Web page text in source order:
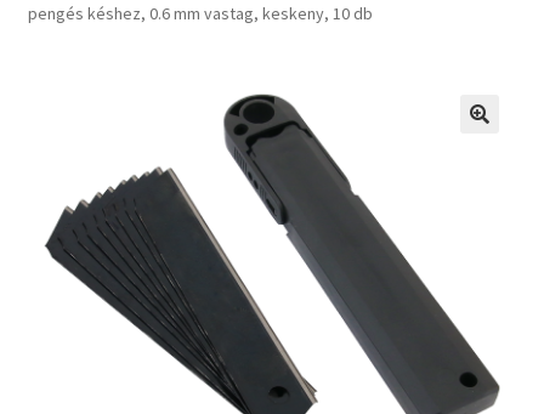
A fiókom
pengés késhez, 0.6 mm vastag, keskeny, 10 db